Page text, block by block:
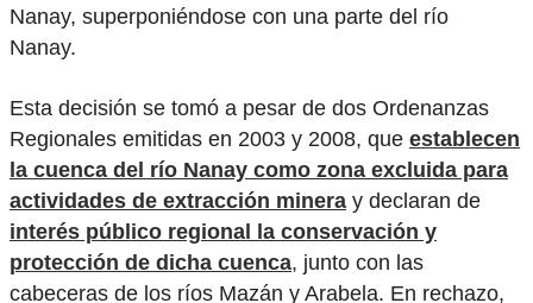
Nanay, superponiéndose con una parte del río
Nanay.
Esta decisión se tomó a pesar de dos Ordenanzas
Regionales emitidas en 2003 y 2008, que establecen
la cuenca del río Nanay como zona excluida para
actividades de extracción minera y declaran de
interés público regional la conservación y
protección de dicha cuenca, junto con las
cabeceras de los ríos Mazán y Arabela. En rechazo,